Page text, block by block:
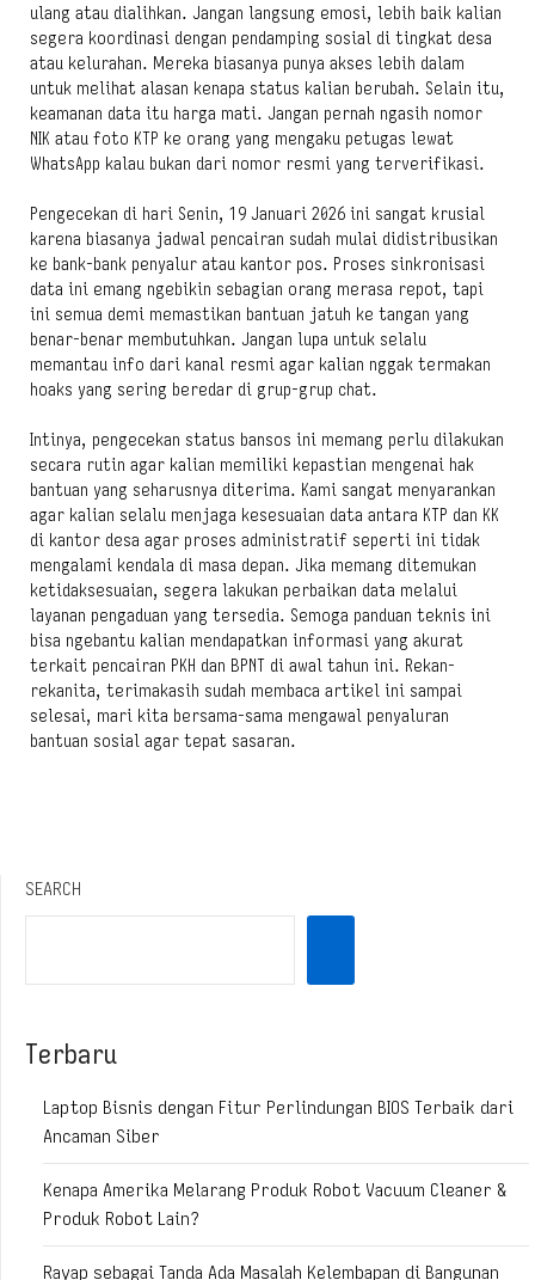
ulang atau dialihkan. Jangan langsung emosi, lebih baik kalian
segera koordinasi dengan pendamping sosial di tingkat desa
atau kelurahan. Mereka biasanya punya akses lebih dalam
untuk melihat alasan kenapa status kalian berubah. Selain itu,
keamanan data itu harga mati. Jangan pernah ngasih nomor
NIK atau foto KTP ke orang yang mengaku petugas lewat
WhatsApp kalau bukan dari nomor resmi yang terverifikasi.
Pengecekan di hari Senin, 19 Januari 2026 ini sangat krusial
karena biasanya jadwal pencairan sudah mulai didistribusikan
ke bank-bank penyalur atau kantor pos. Proses sinkronisasi
data ini emang ngebikin sebagian orang merasa repot, tapi
ini semua demi memastikan bantuan jatuh ke tangan yang
benar-benar membutuhkan. Jangan lupa untuk selalu
memantau info dari kanal resmi agar kalian nggak termakan
hoaks yang sering beredar di grup-grup chat.
Intinya, pengecekan status bansos ini memang perlu dilakukan
secara rutin agar kalian memiliki kepastian mengenai hak
bantuan yang seharusnya diterima. Kami sangat menyarankan
agar kalian selalu menjaga kesesuaian data antara KTP dan KK
di kantor desa agar proses administratif seperti ini tidak
mengalami kendala di masa depan. Jika memang ditemukan
ketidaksesuaian, segera lakukan perbaikan data melalui
layanan pengaduan yang tersedia. Semoga panduan teknis ini
bisa ngebantu kalian mendapatkan informasi yang akurat
terkait pencairan PKH dan BPNT di awal tahun ini. Rekan-
rekanita, terimakasih sudah membaca artikel ini sampai
selesai, mari kita bersama-sama mengawal penyaluran
bantuan sosial agar tepat sasaran.
SEARCH
Terbaru
Laptop Bisnis dengan Fitur Perlindungan BIOS Terbaik dari
Ancaman Siber
Kenapa Amerika Melarang Produk Robot Vacuum Cleaner &
Produk Robot Lain?
Rayap sebagai Tanda Ada Masalah Kelembapan di Bangunan